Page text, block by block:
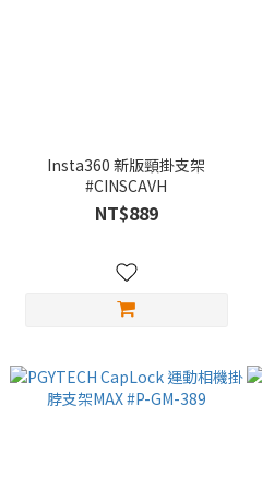
Insta360 新版頸掛支架
#CINSCAVH
NT$889